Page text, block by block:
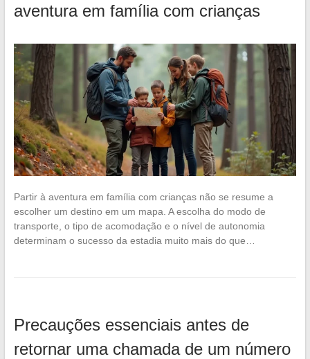
aventura em família com crianças
Partir à aventura em família com crianças não se resume a
escolher um destino em um mapa. A escolha do modo de
transporte, o tipo de acomodação e o nível de autonomia
determinam o sucesso da estadia muito mais do que…
Precauções essenciais antes de
retornar uma chamada de um número